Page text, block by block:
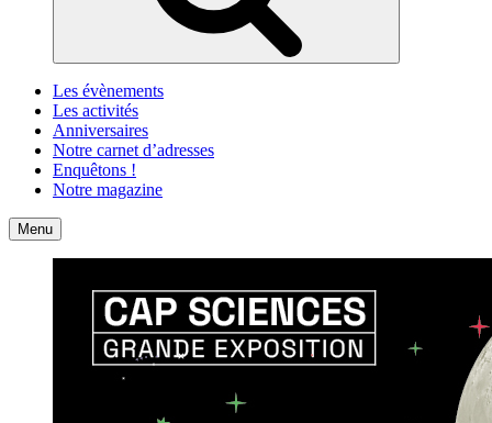
Les évènements
Les activités
Anniversaires
Notre carnet d’adresses
Enquêtons !
Notre magazine
Accueil
Menu Contact